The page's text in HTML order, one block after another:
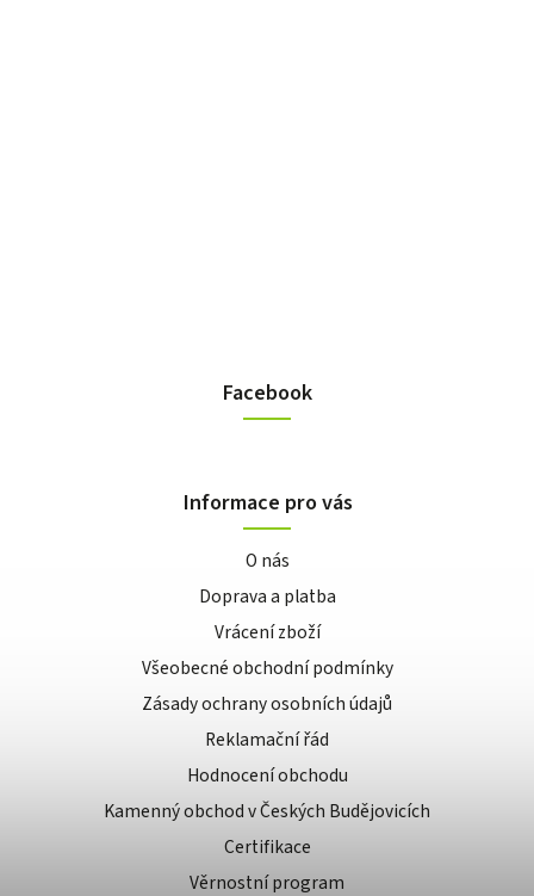
Facebook
Informace pro vás
O nás
Doprava a platba
Vrácení zboží
Všeobecné obchodní podmínky
Zásady ochrany osobních údajů
Reklamační řád
Hodnocení obchodu
Kamenný obchod v Českých Budějovicích
Certifikace
Věrnostní program